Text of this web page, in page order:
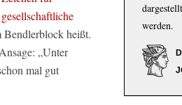
Bendlerblock heißt.
„Unter
mal gut
werden.